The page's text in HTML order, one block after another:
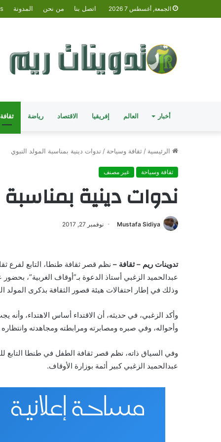
الجمعة, أغسطس 7 2026 اتصل بنا من نحن المدونة
أخبار العالم إفريقيا الاقتصاد رياضة ثقافة
الرئيسية / ثقافة وسياحة / ندوات دينية بمناسبة المولد النبوي
ثقافة وسياحة غير مصنف
ندوات دينية
Mustafa Sidiya نوفمبر 27, 2017
تدوينات ريم – ثقافة – نظم قصر ثقافة طنطا، التابع لفرع
عبدالحميد الزغبي أستاذ الدعوة بـ”أوقاف الغربية”،
وذلك في إطار احتفالات هيئة قصور الثقافة بذكرى المولد
وأكد الزغبي، في حديثه، أن الاقتداء أساس الاهتداء،
وأحواله، وفي صبره ومصابرته ومرابطته ومجاهدته
وفي السياق ذاته، نظم قصر ثقافة الطفل في طنطا التابع
عبدالحميد الزغبي كبير أئمة بوزارة الأوقاف.